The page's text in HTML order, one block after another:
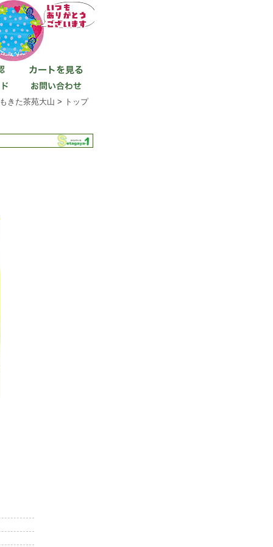
きた茶苑大山 > トップ